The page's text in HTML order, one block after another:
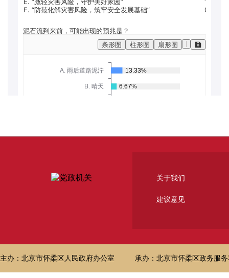
关于我们
建议意见
主办：北京市怀柔区人民政府办公室 承办：北京市怀柔区政务服